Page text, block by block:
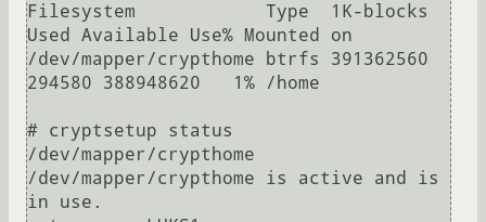
Filesystem            Type  1K-blocks
Used Available Use% Mounted on
/dev/mapper/crypthome btrfs 391362560
294580 388948620   1% /home
# cryptsetup status
/dev/mapper/crypthome
/dev/mapper/crypthome is active and is
in use.